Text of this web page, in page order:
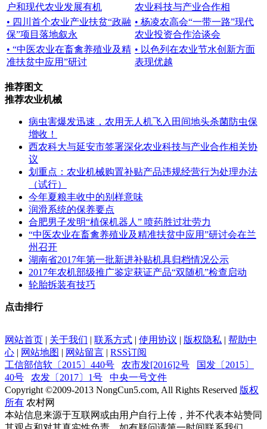
户和现代农业发展有机
农业科技与产业合作相
• 四川首个农业产业扶贫“政融
保”项目落地叙永
• 杨凌农高会“一带一路”现代
农业投资合作洽谈会
• “中医农业在畜禽养殖业及精
准扶贫中应用”研讨
• 以色列在农业节水创新方面
表现优越
推荐图文
推荐农业机械
病虫害爆发迅速，农用无人机飞入田间地头杀菌防虫保
增收！
西农科大与延安市签署深化农业科技与产业合作相关协
议
划重点：农业机械购置补贴产品违规经营行为处理办法
（试行）
今年夏粮丰收中的别样意味
润滑系统的保养要点
合肥男子发明“植保机器人” 喷药胜过壮劳力
“中医农业在畜禽养殖业及精准扶贫中应用”研讨会在兰
州召开
湖南省2017年第一批新进补贴机具归档情况公示
2017年农机部级推广鉴定获证产品“双随机”检查启动
轮胎拆装有技巧
点击排行
网站首页 | 关于我们 | 联系方式 | 使用协议 | 版权隐私 | 帮助中
心 | 网站地图 | 网站留言 | RSS订阅
工信部信软〔2015〕440号
农市发[2016]2号
国发〔2015〕
40号
农发〔2017〕1号
中央一号文件
Copyright ©2009-2013 NongCun5.com, All Rights Reserved 版权
所有 农村网
本站信息来源于互联网或由用户自行上传，并不代表本站赞同